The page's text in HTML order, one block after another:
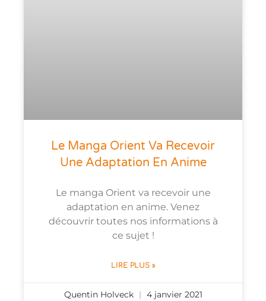
Le Manga Orient Va Recevoir
Une Adaptation En Anime
Le manga Orient va recevoir une
adaptation en anime. Venez
découvrir toutes nos informations à
ce sujet !
LIRE PLUS »
Quentin Holveck 4 janvier 2021